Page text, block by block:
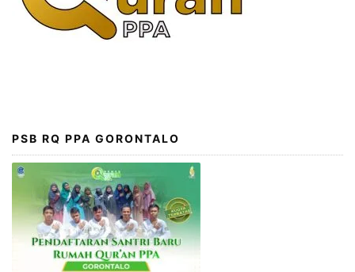
PSB RQ PPA GORONTALO